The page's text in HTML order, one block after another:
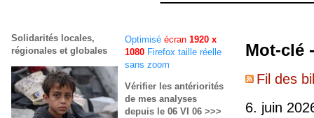
Mot-clé
Fil des
6. juin
Optimisé écran 1920 x
1080 Firefox taille réelle
sans zoom
Vérifier les antériorités
de mes analyses
depuis le 06 VI 06 >>>
Solidarités locales,
régionales et globales